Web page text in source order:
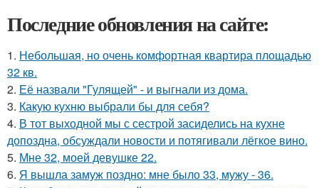
Последние обновления на сайте:
1. Небольшая, но очень комфортная квартира площадью
32 кв.
2. Её назвали "Гулящей" - и выгнали из дома.
3. Какую кухню выбрали бы для себя?
4. В тот выходной мы с сестрой засиделись на кухне
допоздна, обсуждали новости и потягивали лёгкое вино.
5. Мне 32, моей девушке 22.
6. Я вышла замуж поздно: мне было 33, мужу - 36.